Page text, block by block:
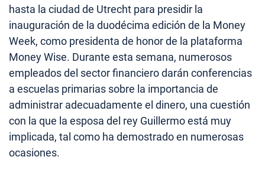
hasta la ciudad de Utrecht para presidir la
inauguración de la duodécima edición de la Money
Week, como presidenta de honor de la plataforma
Money Wise. Durante esta semana, numerosos
empleados del sector financiero darán conferencias
a escuelas primarias sobre la importancia de
administrar adecuadamente el dinero, una cuestión
con la que la esposa del rey Guillermo está muy
implicada, tal como ha demostrado en numerosas
ocasiones.